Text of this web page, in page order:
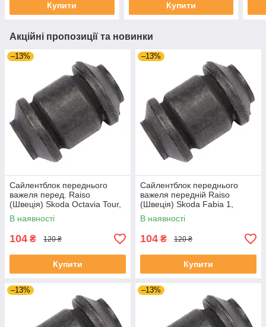
Купити Купити
Акційні пропозиції та новинки
–13%
Сайлентблок переднього
важеля перед. Raiso
(Швеція) Skoda Octavia Tour,
Октавія Тур 96- #RL-1J0182V
UAJOTLS4
В наявності
104 ₴ 120 ₴
Купити
–13%
Сайлентблок переднього
важеля передній Raiso
(Швеція) Skoda Fabia 1,
Шкода Фабія 1 99-08 #RL-
1J0182V UAXPUCH4
В наявності
104 ₴ 120 ₴
Купити
–13% –13%